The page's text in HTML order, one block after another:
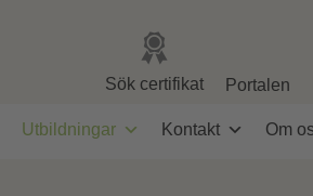
Sök certifikat Portalen
Utbildningar Kontakt Om